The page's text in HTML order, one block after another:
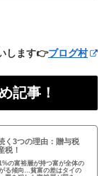
します👉ブログ村
記事！
く3つの理由：贈与税
税！
の富裕層が持つ富が全体の
る傾向…貧富の差はタイの